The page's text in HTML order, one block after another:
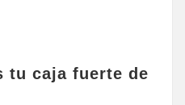
tu caja fuerte de